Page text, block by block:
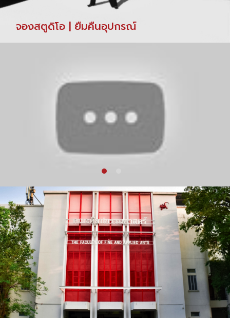
จองสตูดิโอ | ยืมคืนอุปกรณ์